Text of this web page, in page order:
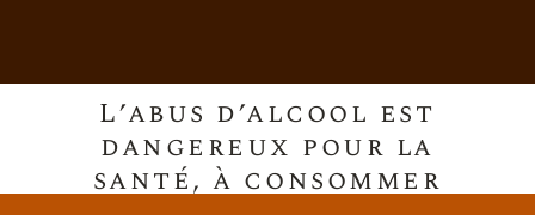
L’abus d’alcool est
dangereux pour la
santé, à consommer